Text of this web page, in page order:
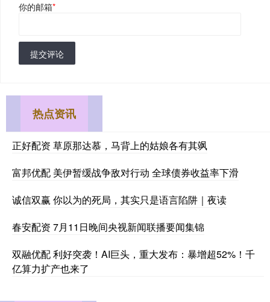
你的邮箱*
提交评论
热点资讯
正好配资 草原那达慕，马背上的姑娘各有其飒
富邦优配 美伊暂缓战争敌对行动 全球债券收益率下滑
诚信双赢 你以为的死局，其实只是语言陷阱｜夜读
春安配资 7月11日晚间央视新闻联播要闻集锦
双融优配 利好突袭！AI巨头，重大发布：暴增超52%！千
亿算力扩产也来了